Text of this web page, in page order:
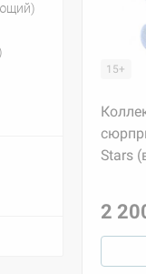
15+
Stars
2